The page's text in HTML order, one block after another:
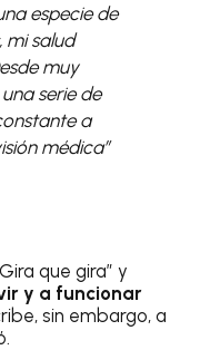
especie de
mi salud
muy
serie de
a
médica”
que gira” y
y a funcionar
sin embargo, a